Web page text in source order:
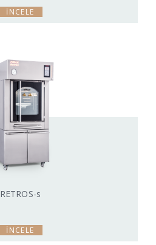
İNCELE
RETROS-s
İNCELE